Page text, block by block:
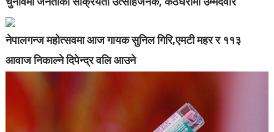
नेपालगन्ज महोत्सवमा आज गायक सुनिल गिरि,एमटी महर र ११३
आवाज निकाल्ने दिपेन्द्र वलि आउने